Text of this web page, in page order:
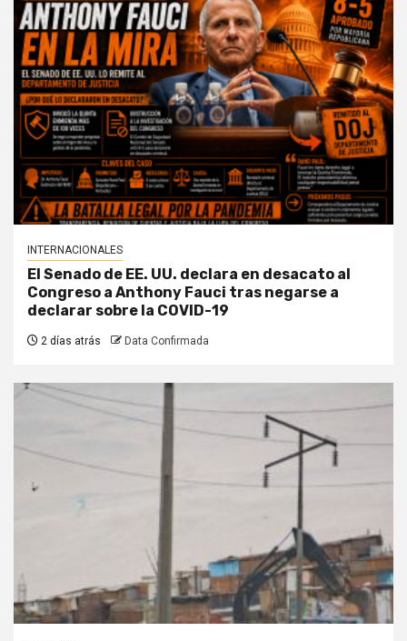
INTERNACIONALES
El Senado de EE. UU. declara en desacato al
Congreso a Anthony Fauci tras negarse a
declarar sobre la COVID-19
2 días atrás Data Confirmada